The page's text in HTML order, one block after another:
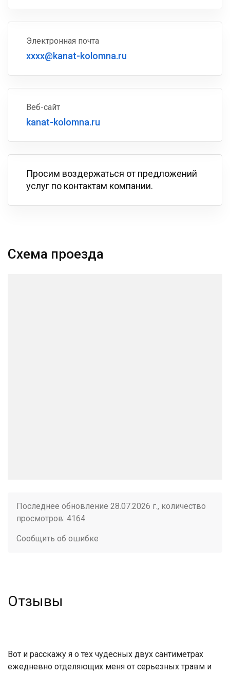
Электронная почта
xxxx@kanat-kolomna.ru
Веб-сайт
kanat-kolomna.ru
Просим воздержаться от предложений
услуг по контактам компании.
Схема проезда
Последнее обновление 28.07.2026 г., количество
просмотров: 4164
Сообщить об ошибке
Отзывы
Вот и расскажу я о тех чудесных двух сантиметрах
ежедневно отделяющих меня от серьезных травм и